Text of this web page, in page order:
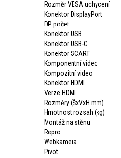
Rozměr VESA uchycení
Konektor DisplayPort
DP počet
Konektor USB
Konektor USB-C
Konektor SCART
Komponentní video
Kompozitní video
Konektor HDMI
Verze HDMI
Rozměry (ŠxVxH mm)
Hmotnost rozsah (kg)
Montáž na stěnu
Repro
Webkamera
Pivot